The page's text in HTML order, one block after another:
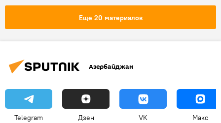
Конкурс
Шоу
"Ты супер!"
Прямая трансляция
Музыкальный
Второй сезон "Ты супер!" на НТВ
Еще 20 материалов
Азербайджан
Telegram Дзен VK Макс